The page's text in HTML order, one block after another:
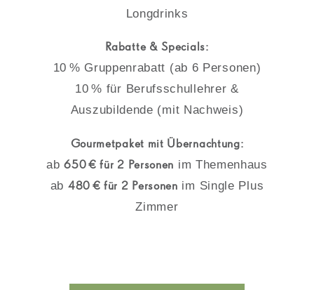
Longdrinks
Rabatte & Specials:
10 % Gruppenrabatt (ab 6 Personen)
10 % für Berufsschullehrer &
Auszubildende (mit Nachweis)
Gourmetpaket mit Übernachtung:
ab650€ für 2 Personen im Themenhaus
ab 480 € für 2 Personen im Single Plus
Zimmer